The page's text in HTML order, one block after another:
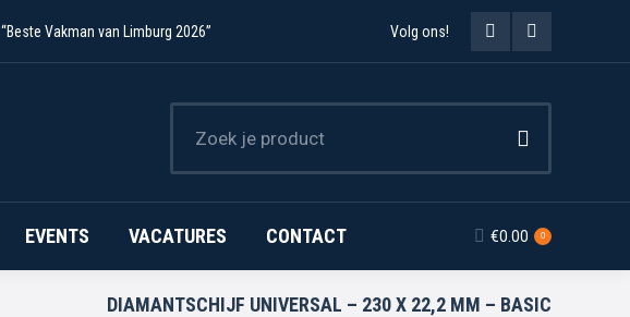
“Beste Vakman van Limburg 2026” Volg ons!
Facebook
opens
in
new
window
Instagram
in
new
window
EVENTS VACATURES CONTACT €0.00 0
DIAMANTSCHIJF UNIVERSAL – 230 X 22,2 MM – BASIC